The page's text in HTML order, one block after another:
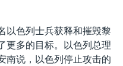
以色列士兵获释和摧毁黎
更多的目标。以色列总理
南说，以色列停止攻击的